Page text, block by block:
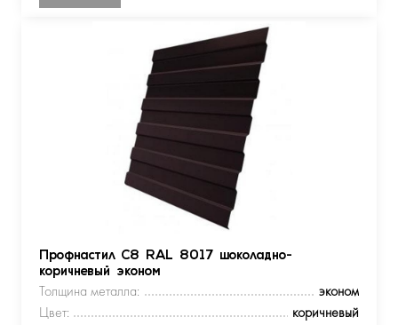
Профнастил С8 RAL 8017 шоколадно-
коричневый эконом
Толщина металла:
эконом
Цвет:
коричневый